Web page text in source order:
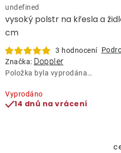
Doplňky
Deštníky
vysoký polstr na křesla a
cm
undefined
3 hodnocení
Značka: Doppler
Položka byla vyprodána…
Vyprodáno
14 dnů na vrácení